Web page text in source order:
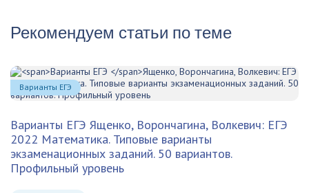
Рекомендуем статьи по теме
Варианты ЕГЭ Ященко, Ворончагина, Волкевич: ЕГЭ
2022 Математика. Типовые варианты
экзаменационных заданий. 50 вариантов.
Профильный уровень
Варианты ЕГЭ